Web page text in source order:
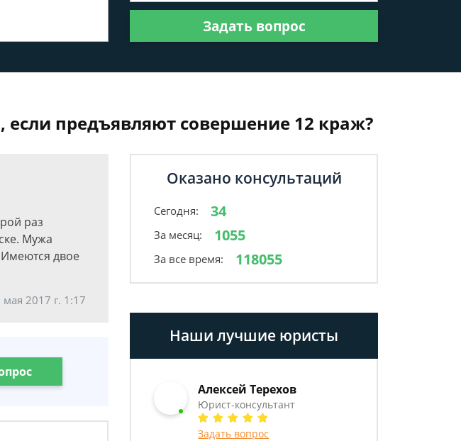
Задать вопрос
если предъявляют совершение 12 краж?
раз
Мужа
двое
мая 2017 г. 1:17
Оказано консультаций
Сегодня: 34
За месяц: 1055
За все время: 118055
Наши лучшие юристы
Алексей Терехов
Юрист-консультант
Задать вопрос